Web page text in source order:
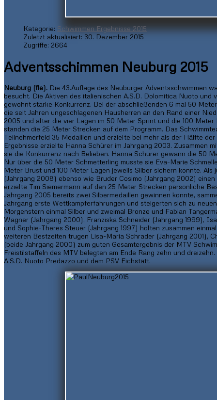
Kategorie: Schwimmen Ergebnisse 2015
Zuletzt aktualisiert: 30. Dezember 2015
Zugriffe: 2664
Adventsschimmen Neuburg 2015
Neuburg (fle). Die 43.Auflage des Neuburger Adventsschwimmen
besucht. Die Aktiven des italienischen A.S.D. Dolomitica Nuoto und
gewohnt starke Konkurrenz. Bei der abschließenden 6 mal 50
die seit Jahren ungeschlagenen Hausherren an den Rand einer
2005 und älter die vier Lagen im 50 Meter Sprint und die 100
standen die 25 Meter Strecken auf dem Programm. Das
Teilnehmerfeld 35 Medaillen und erzielte bei mehr als der Hälfte
Ergebnisse erzielte Hanna Schürer im Jahrgang 2003. Zusammen
sie die Konkurrenz nach Belieben. Hanna Schürer gewann die 50
Nur über die 50 Meter Schmetterling musste sie Eva-Marie
Meter Brust und 100 Meter Lagen jeweils Silber sichern konnte. Als
(Jahrgang 2008) ebenso wie Bruder Cosimo (Jahrgang 2002)
erzielte Tim Siemermann auf den 25 Meter Strecken persönliche
Jahrgang 2005 bereits zwei Silbermedaillen gewinnen konnte,
Jahrgang erste Wettkampferfahrungen und steigerten sich zu
Morgenstern einmal Silber und zweimal Bronze und Fabian
Wagner (Jahrgang 2000), Franziska Schneider (Jahrgang 1999),
und Sophie-Theres Steuer (Jahrgang 1997) holten zusammen
weiteren Bestzeiten trugen Lisa-Maria Schrader (Jahrgang 2001),
(beide Jahrgang 2000) zum guten Gesamtergebnis der MTV
Freistilstaffeln des MTV belegten am Ende Rang zehn und
A.S.D. Nuoto Predazzo und dem PSV Eichstätt.